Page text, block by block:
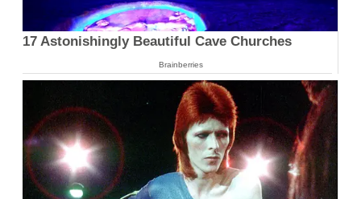
17 Astonishingly Beautiful Cave Churches
Brainberries